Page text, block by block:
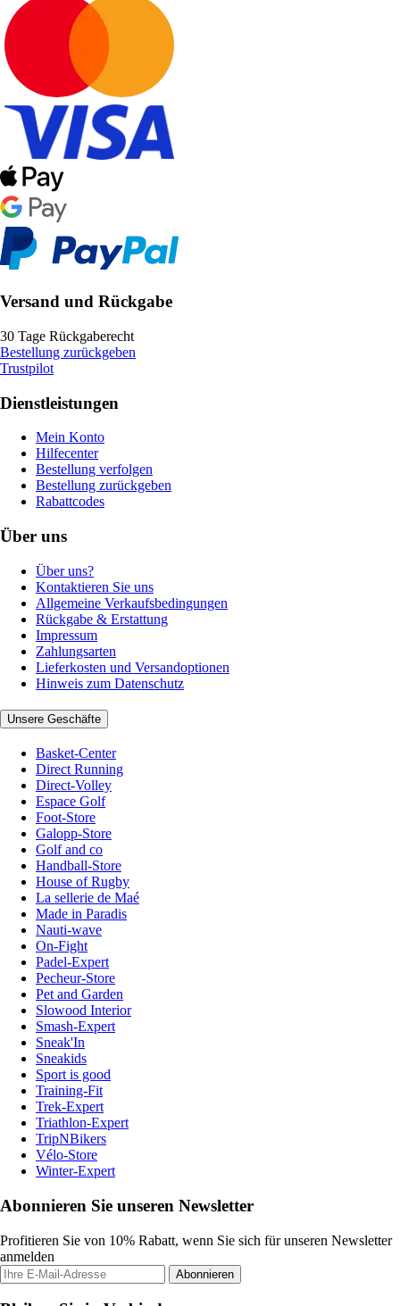
Versand und Rückgabe
30 Tage Rückgaberecht
Bestellung zurückgeben
Trustpilot
Dienstleistungen
Mein Konto
Hilfecenter
Bestellung verfolgen
Bestellung zurückgeben
Rabattcodes
Über uns
Über uns?
Kontaktieren Sie uns
Allgemeine Verkaufsbedingungen
Rückgabe & Erstattung
Impressum
Zahlungsarten
Lieferkosten und Versandoptionen
Hinweis zum Datenschutz
Unsere Geschäfte
Basket-Center
Direct Running
Direct-Volley
Espace Golf
Foot-Store
Galopp-Store
Golf and co
Handball-Store
House of Rugby
La sellerie de Maé
Made in Paradis
Nauti-wave
On-Fight
Padel-Expert
Pecheur-Store
Pet and Garden
Slowood Interior
Smash-Expert
Sneak'In
Sneakids
Sport is good
Training-Fit
Trek-Expert
Triathlon-Expert
TripNBikers
Vélo-Store
Winter-Expert
Abonnieren Sie unseren Newsletter
Profitieren Sie von 10% Rabatt, wenn Sie sich für unseren Newsletter
anmelden
Abonnieren